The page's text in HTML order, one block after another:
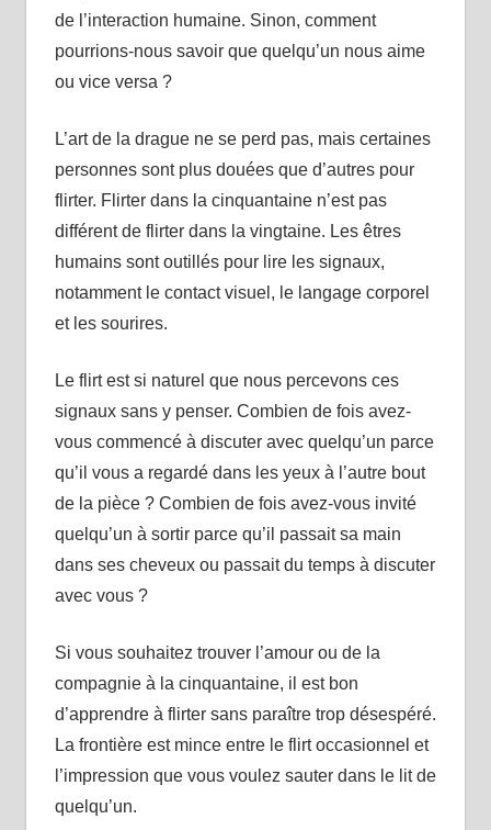
de l’interaction humaine. Sinon, comment
pourrions-nous savoir que quelqu’un nous aime
ou vice versa ?
L’art de la drague ne se perd pas, mais certaines
personnes sont plus douées que d’autres pour
flirter. Flirter dans la cinquantaine n’est pas
différent de flirter dans la vingtaine. Les êtres
humains sont outillés pour lire les signaux,
notamment le contact visuel, le langage corporel
et les sourires.
Le flirt est si naturel que nous percevons ces
signaux sans y penser. Combien de fois avez-
vous commencé à discuter avec quelqu’un parce
qu’il vous a regardé dans les yeux à l’autre bout
de la pièce ? Combien de fois avez-vous invité
quelqu’un à sortir parce qu’il passait sa main
dans ses cheveux ou passait du temps à discuter
avec vous ?
Si vous souhaitez trouver l’amour ou de la
compagnie à la cinquantaine, il est bon
d’apprendre à flirter sans paraître trop désespéré.
La frontière est mince entre le flirt occasionnel et
l’impression que vous voulez sauter dans le lit de
quelqu’un.